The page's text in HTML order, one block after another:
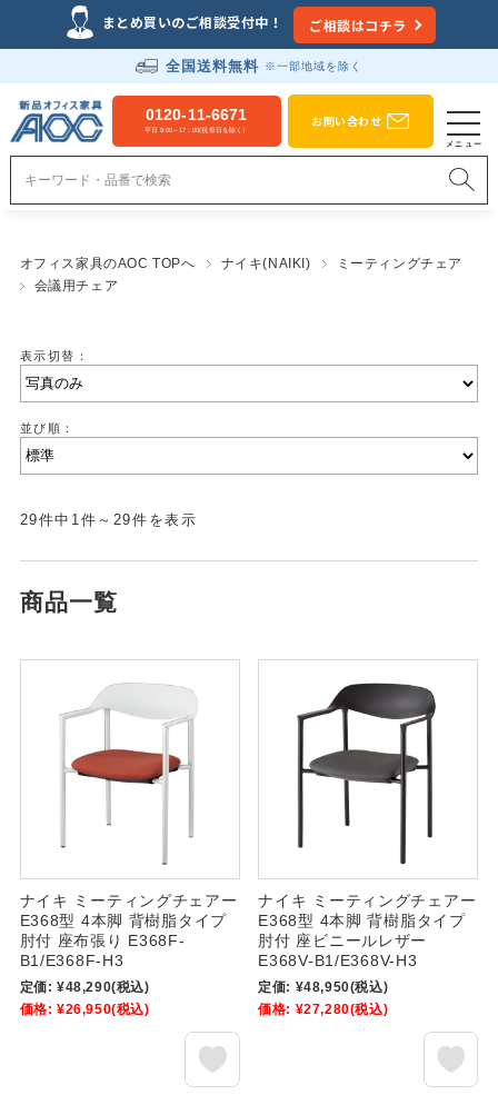
まとめ買いのご相談受付中！ ご相談はコチラ
全国送料無料 ※一部地域を除く
0120-11-6671
平日 9:00～17：00(祝祭日を除く）
お問い合わせ
オフィス家具のAOC TOPへ ナイキ(NAIKI)
ミーティングチェア
会議用チェア
表示切替：
並び順：
29件中1件～29件を表示
商品一覧
ナイキ ミーティングチェアー
E368型 4本脚 背樹脂タイプ
肘付 座布張り E368F-
B1/E368F-H3
定価: ¥48,290(税込)
価格: ¥26,950(税込)
ナイキ ミーティングチェアー
E368型 4本脚 背樹脂タイプ
肘付 座ビニールレザー
E368V-B1/E368V-H3
定価: ¥48,950(税込)
価格: ¥27,280(税込)